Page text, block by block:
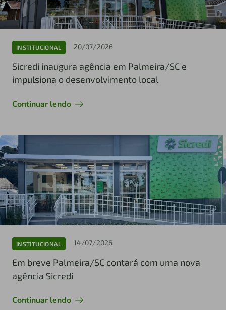
INSTITUCIONAL 20/07/2026
Sicredi inaugura agência em Palmeira/SC e
impulsiona o desenvolvimento local
Continuar lendo
INSTITUCIONAL 14/07/2026
Em breve Palmeira/SC contará com uma nova
agência Sicredi
Continuar lendo